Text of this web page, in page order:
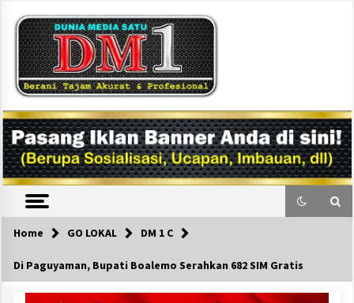
content
DM1
Home GO LOKAL DM 1 C
Di Paguyaman, Bupati Boalemo Serahkan 682 SIM Gratis